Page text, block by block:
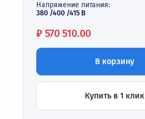
Напряжение питания:
380 /400 /415 В
Цена:
₽ 570 510.00
В корзину
Купить в 1 клик